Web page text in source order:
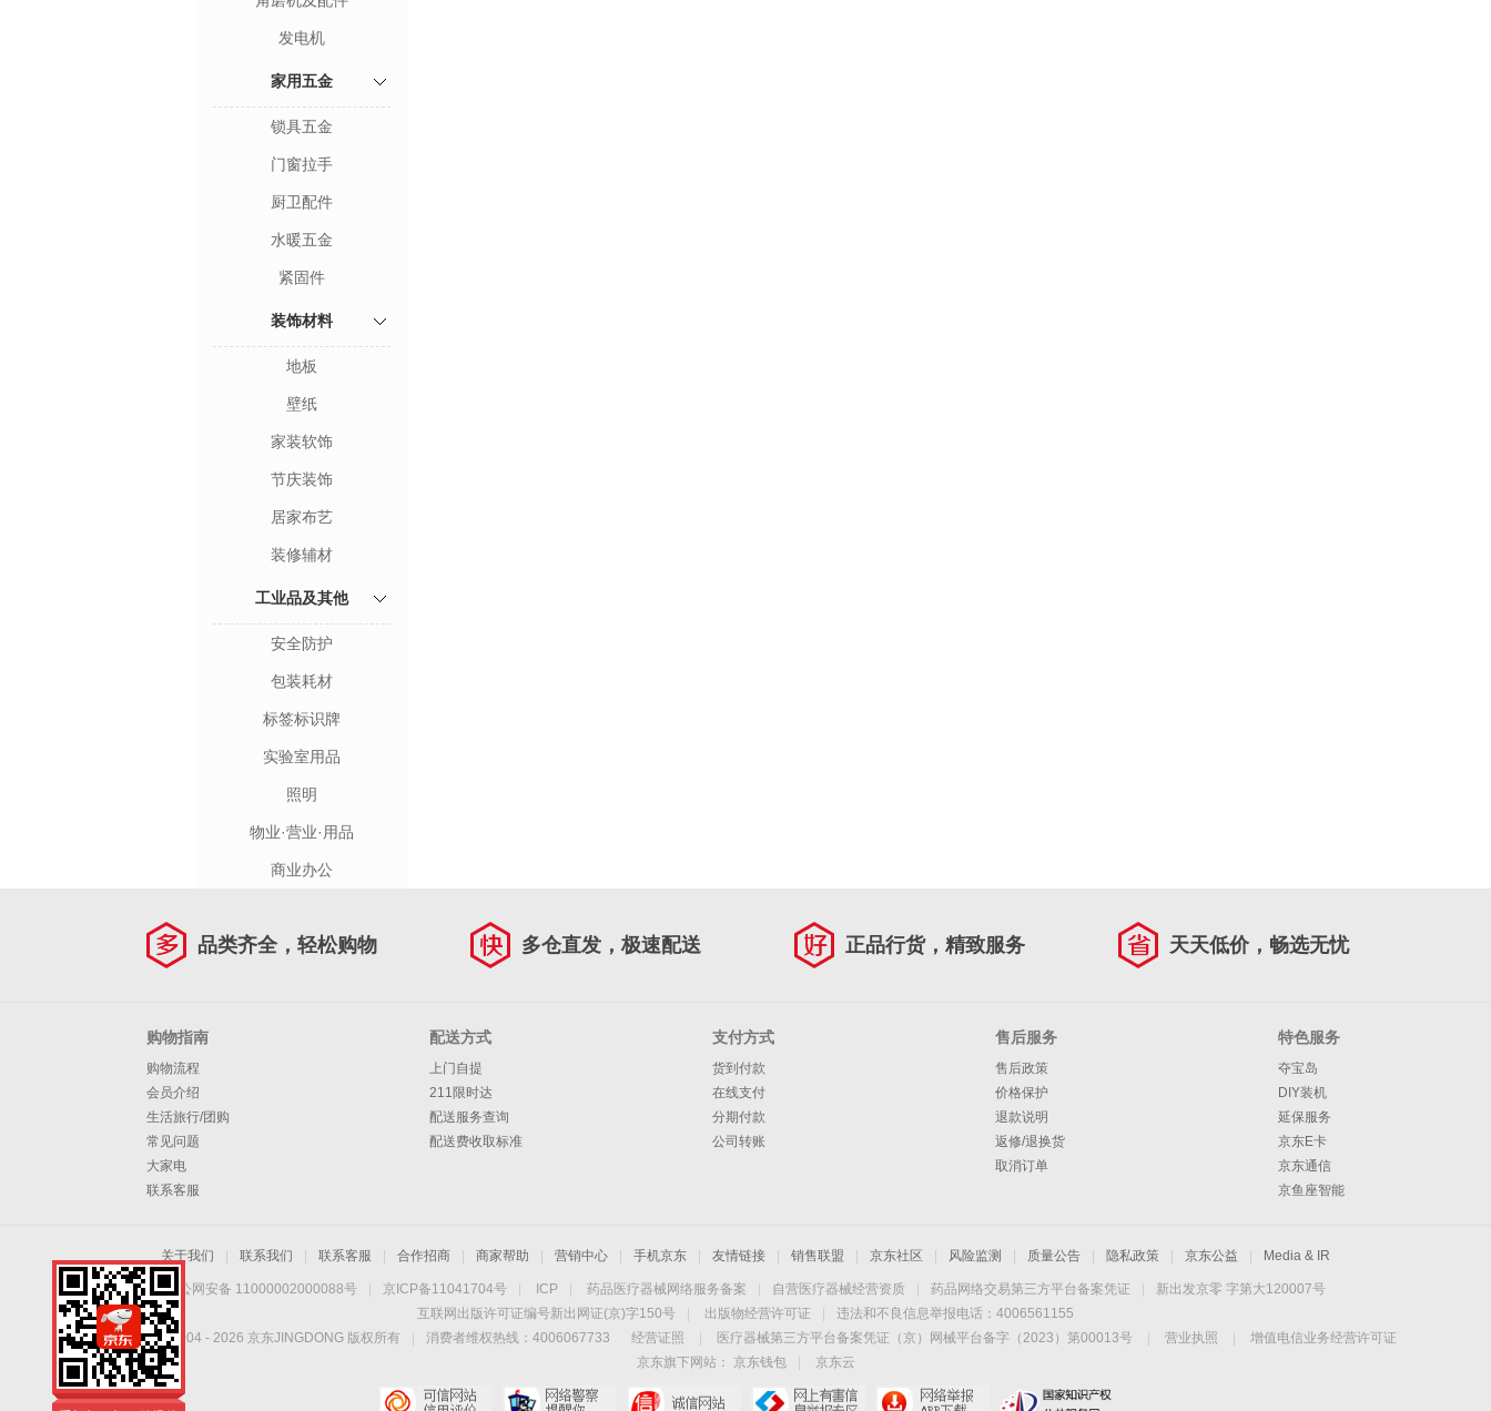
发电机
家用五金
锁具五金
门窗拉手
厨卫配件
水暖五金
紧固件
装饰材料
地板
壁纸
家装软饰
节庆装饰
居家布艺
装修辅材
工业品及其他
安全防护
包装耗材
标签标识牌
实验室用品
照明
物业·营业·用品
商业办公
品类齐全，轻松购物 多仓直发，极速配送 正品行货，精致服务 天天低价，畅选无忧
购物指南
购物流程
会员介绍
生活旅行/团购
常见问题
大家电
联系客服
配送方式
上门自提
211限时达
配送服务查询
配送费收取标准
支付方式
货到付款
在线支付
分期付款
公司转账
售后服务
售后政策
价格保护
退款说明
返修/退换货
取消订单
特色服务
夺宝岛
DIY装机
延保服务
京东E卡
京东通信
京鱼座智能
关于我们 联系我们 联系客服 合作招商 商家帮助 营销中心 手机京东 友情链接 销售联盟 京东社区 风险监测 质量公告 隐私政策 京东公益 Media & IR
京公网安备 11000002000088号 京ICP备11041704号 ICP 药品医疗器械网络服务备案 自营医疗器械经营资质 药品网络交易第三方平台备案凭证
新出发京零 字第大120007号
互联网出版许可证编号新出网证(京)字150号
出版物经营许可证
违法和不良信息举报电话：4006561155
Copyright © 2004 - 2026 京东JINGDONG 版权所有 消费者维权热线：4006067733 经营证照 医疗器械第三方平台备案凭证（京）网械平台备字（2023）第00013号 营业执照
增值电信业务经营许可证
京东旗下网站：
京东钱包
京东云
手机扫一扫，劲爆优
惠触手可得！